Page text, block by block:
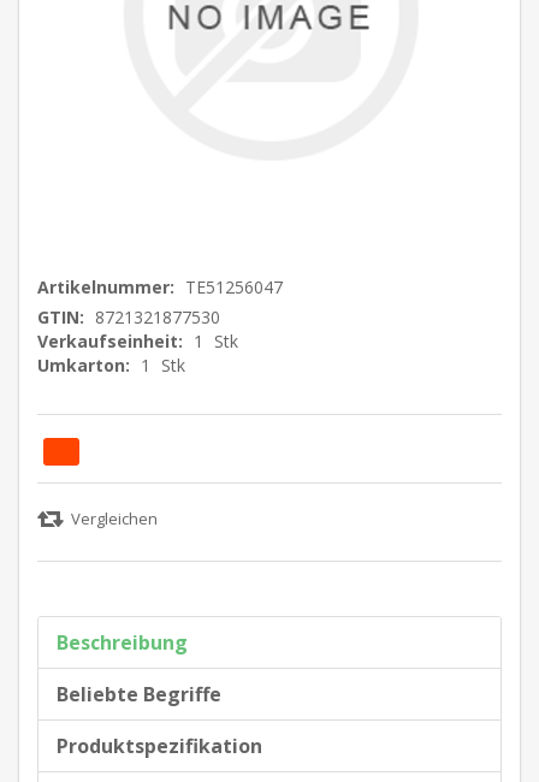
Artikelnummer: TE51256047
GTIN: 8721321877530
Verkaufseinheit: 1
Stk
Umkarton: 1 Stk
Beschreibung
Beliebte Begriffe
Produktspezifikation